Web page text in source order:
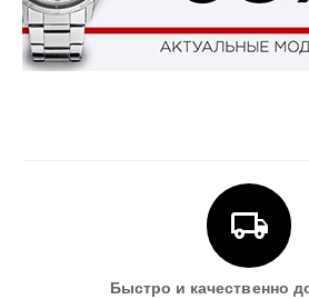
Быстро и качественно